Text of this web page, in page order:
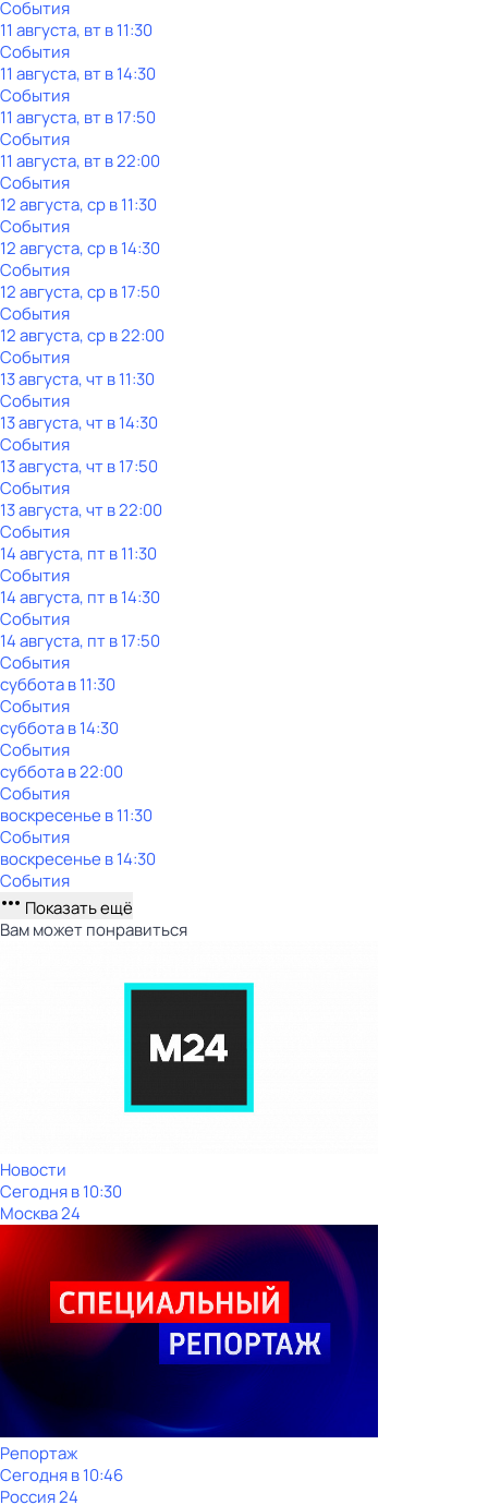
События
11 августа, вт в 11:30
События
11 августа, вт в 14:30
События
11 августа, вт в 17:50
События
11 августа, вт в 22:00
События
12 августа, ср в 11:30
События
12 августа, ср в 14:30
События
12 августа, ср в 17:50
События
12 августа, ср в 22:00
События
13 августа, чт в 11:30
События
13 августа, чт в 14:30
События
13 августа, чт в 17:50
События
13 августа, чт в 22:00
События
14 августа, пт в 11:30
События
14 августа, пт в 14:30
События
14 августа, пт в 17:50
События
субботав11:30
События
субботав14:30
События
субботав22:00
События
воскресенье в11:30
События
воскресенье в14:30
События
Показать ещё
Вам может понравиться
Новости
Сегодня в 10:30
Москва 24
Репортаж
Сегодня в 10:46
Россия 24